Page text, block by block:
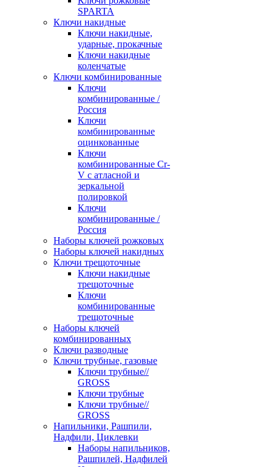
SPARTA
Ключи накидные
Ключи накидные,
ударные, прокачные
Ключи накидные
коленчатые
Ключи комбинированные
Ключи
комбинированные /
Россия
Ключи
комбинированные
оцинкованные
Ключи
комбинированные Cr-
V с атласной и
зеркальной
полировкой
Ключи
комбинированные /
Россия
Наборы ключей рожковых
Наборы ключей накидных
Ключи трещоточные
Ключи накидные
трещоточные
Ключи
комбинированные
трещоточные
Наборы ключей
комбинированных
Ключи разводные
Ключи трубные, газовые
Ключи трубные//
GROSS
Ключи трубные
Ключи трубные//
GROSS
Напильники, Рашпили,
Надфили, Циклевки
Наборы напильников,
Рашпилей, Надфилей